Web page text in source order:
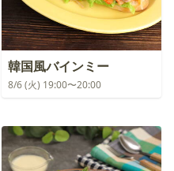
韓国風バインミー
8/6 (火) 19:00〜20:00